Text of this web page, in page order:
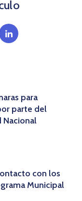
para
parte del
Nacional
con los
Municipal